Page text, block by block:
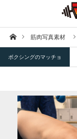
ホーム筋肉写真素材
ボクシングのマッチョ